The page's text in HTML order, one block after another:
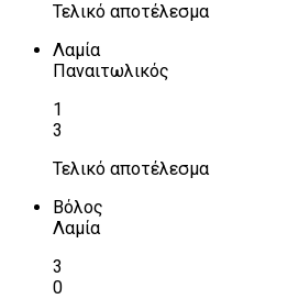
Τελικό αποτέλεσμα
Λαμία
Παναιτωλικός
1
3
Τελικό αποτέλεσμα
Βόλος
Λαμία
3
0